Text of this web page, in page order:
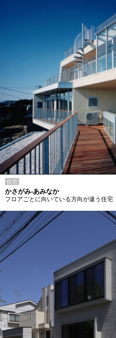
住宅
かさがみ-あみなか
フロアごとに向いている方向が違う住宅